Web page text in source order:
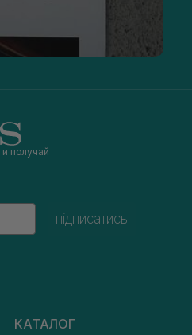
и получай
підписатись
КАТАЛОГ